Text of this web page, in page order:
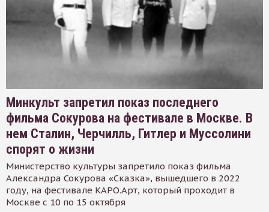
Минкульт запретил показ последнего
фильма Сокурова на фестивале в Москве. В
нем Сталин, Черчилль, Гитлер и Муссолини
спорят о жизни
Министерство культуры запретило показ фильма
Александра Сокурова «Сказка», вышедшего в 2022
году, на фестивале КАРО.Арт, который проходит в
Москве с 10 по 15 октября